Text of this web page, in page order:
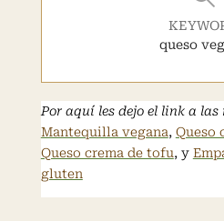
queso
Por aquí les dejo el link a las
Mantequilla vegana, Queso
Queso crema de tofu, y
gluten